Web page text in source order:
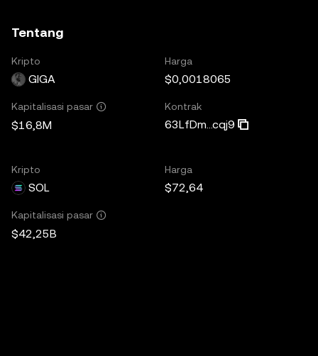
Tentang
Kripto
GIGA
Harga
$0,0018065
Kapitalisasi pasar
$16,8M
Kontrak
63LfDm...cqj9
Kripto
SOL
Harga
$72,64
Kapitalisasi pasar
$42,25B